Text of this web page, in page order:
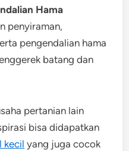
Hama
penyiraman,
pengendalian hama
batang dan
pertanian lain
bisa didapatkan
kecil yang juga cocok